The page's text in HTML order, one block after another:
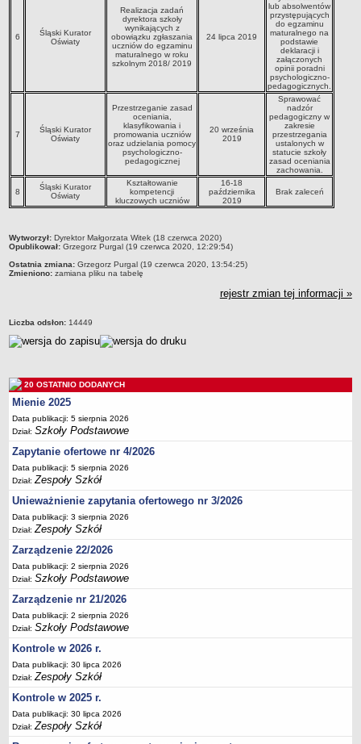
BIURO FINANSÓW OŚWIATY
Dane podstawowe
Majątek
Ogłoszenia
Rejestry, ewidencje, archiwa
Kontrole
Sprawozdania
Deklaracja dostępności
OCHRONA DANYCH OSOBOWYCH
6
Śląski Kurator
Oświaty
Realizacja zadań
dyrektora szkoły
wynikających z
obowiązku zgłaszania
uczniów do egzaminu
maturalnego w roku
szkolnym 2018/ 2019
24 lipca 2019
lub absolwentów
przystępujących
do egzaminu
maturalnego na
podstawie
deklaracji i
załączonych
opinii poradni
psychologiczno-
pedagogicznych.
7
Śląski Kurator
Oświaty
Przestrzeganie zasad
oceniania,
klasyfikowania i
promowania uczniów
oraz udzielania pomocy
psychologiczno-
pedagogicznej
20 września
2019
Sprawować
nadzór
pedagogiczny w
zakresie
przestrzegania
ustalonych w
statucie szkoły
zasad oceniania
zachowania.
8
Śląski Kurator
Oświaty
Kształtowanie
kompetencji
kluczowych uczniów
16-18
października
2019
Brak zaleceń
metryczka
Wytworzył: Dyrektor Małgorzata Witek (18 czerwca 2020)
Opublikował: Grzegorz Purgal (19 czerwca 2020, 12:29:54)
Ostatnia zmiana: Grzegorz Purgal (19 czerwca 2020, 13:54:25)
Zmieniono: zamiana pliku na tabelę
rejestr zmian tej informacji »
Liczba odsłon: 14449
20 OSTATNIO DODANYCH
Mienie 2025
Data publikacji: 5 sierpnia 2026
Dział:Szkoły Podstawowe
Zapytanie ofertowe nr 4/2026
Data publikacji: 5 sierpnia 2026
Dział:Zespoły Szkół
Unieważnienie zapytania ofertowego nr 3/2026
Data publikacji: 3 sierpnia 2026
Dział:Zespoły Szkół
Zarządzenie 22/2026
Data publikacji: 2 sierpnia 2026
Dział:Szkoły Podstawowe
Zarządzenie nr 21/2026
Data publikacji: 2 sierpnia 2026
Dział:Szkoły Podstawowe
Kontrole w 2026 r.
Data publikacji: 30 lipca 2026
Dział:Zespoły Szkół
Kontrole w 2025 r.
Data publikacji: 30 lipca 2026
Dział:Zespoły Szkół